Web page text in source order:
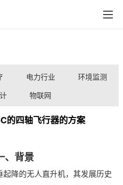
在线购买
电力行业 环境监测
物联网
的四轴飞行器的方案
、背景
起降的无人直升机，其发展历史